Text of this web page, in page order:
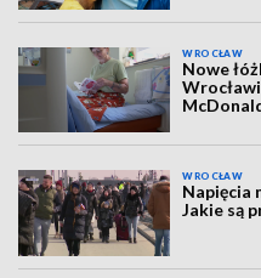
WROCŁAW
Nowe
WROCŁAW
Napięcia
Jakie są